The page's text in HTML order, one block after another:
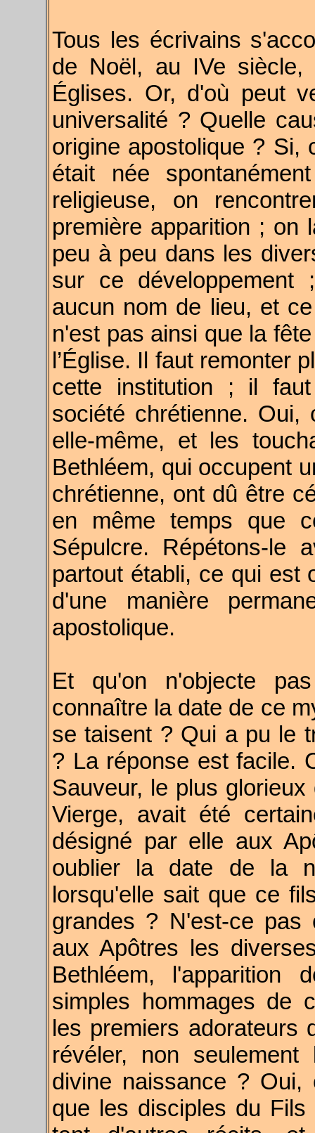
Tous les écrivains
de Noël, au IVe siècle,
Églises. Or, d'où peut
universalité ? Quelle
origine apostolique ? Si,
était née
religieuse, on
première apparition ; on
peu à peu dans les
sur ce
aucun nom de lieu, et
n'est pas ainsi que la
l’Église. Il faut remonter
cette institution ; il
société chrétienne. Oui,
elle-même, et les
Bethléem, qui occupent
chrétienne, ont dû être
en même temps que
Sépulcre. Répétons-le
partout établi, ce qui est
d'une manière
apostolique.
Et qu'on n'objecte
connaître la date de ce
se taisent ? Qui a pu le
? La réponse est facile.
Sauveur, le plus
Vierge, avait été
désigné par elle aux
oublier la date de la
lorsqu'elle sait que ce
grandes ? N'est-ce
aux Apôtres les
Bethléem,
simples hommages de
les premiers adorateurs
révéler, non
divine naissance ?
que les disciples du